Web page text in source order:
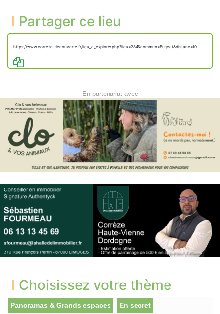
Partager ce lieu
https://www.correze-decouverte.fr/lieu_a_explorer.php?lieu=284&commun=Bugeat&distanc=10
En partenariat avec
Choisissez votre thème
Panoramas & Grands espaces En secret